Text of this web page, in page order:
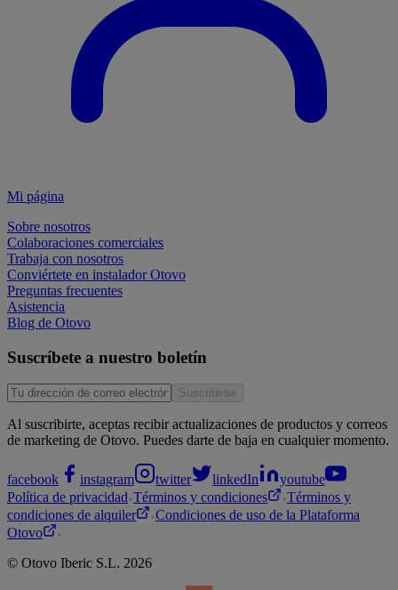
Mi página
Sobre nosotros
Colaboraciones comerciales
Trabaja con nosotros
Conviértete en instalador Otovo
Preguntas frecuentes
Asistencia
Blog de Otovo
Suscríbete a nuestro boletín
Suscribirse
Al suscribirte, aceptas recibir actualizaciones de productos y correos
de marketing de Otovo. Puedes darte de baja en cualquier momento.
facebook instagram twitter linkedIn
youtube
Política de privacidad Términos y condiciones
Términos y
condiciones de alquiler
Condiciones de uso de la Plataforma
Otovo
© Otovo Iberic S.L. 2026